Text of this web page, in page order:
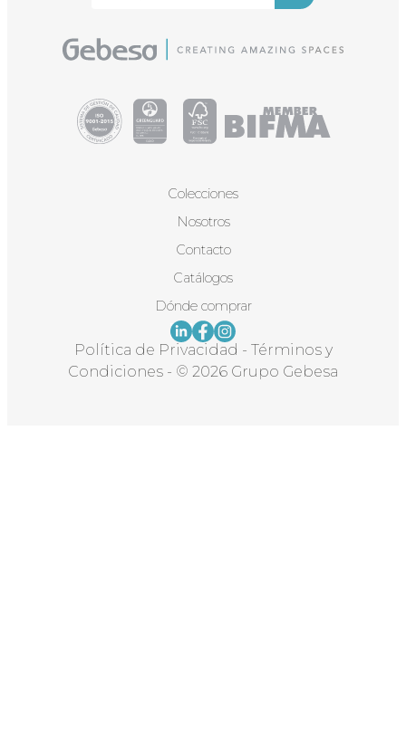
Colecciones
Nosotros
Contacto
Catálogos
Dónde comprar
Política de Privacidad - Términos y
Condiciones - © 2026 Grupo Gebesa